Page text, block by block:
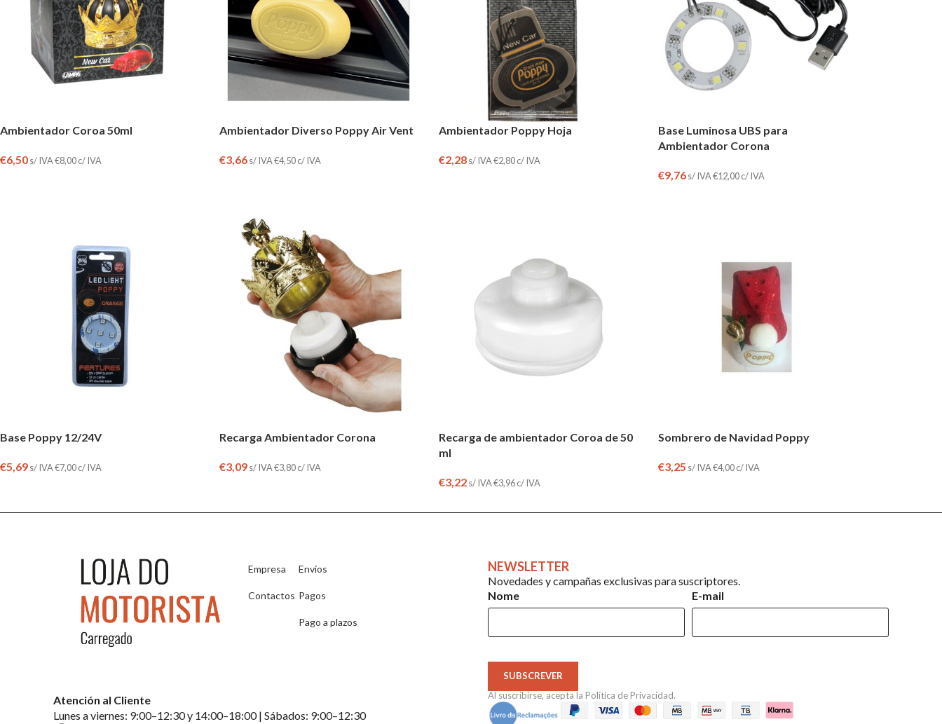
Ambientador Coroa 50ml
€6,50s/ IVA€8,00c/ IVA
Ambientador Diverso Poppy Air Vent
€3,66s/ IVA€4,50c/ IVA
Ambientador Poppy Hoja
€2,28s/ IVA€2,80c/ IVA
Base Luminosa UBS para
Ambientador Corona
€9,76s/ IVA€12,00c/ IVA
Base Poppy 12/24V
€5,69s/ IVA€7,00c/ IVA
Recarga Ambientador Corona
€3,09s/ IVA€3,80c/ IVA
Recarga de ambientador Coroa de 50
ml
€3,22s/ IVA€3,96c/ IVA
Sombrero de Navidad Poppy
€3,25 s/ IVA€4,00c/ IVA
Empresa
Contactos
Envíos
Pagos
Pago a plazos
Atención al Cliente
Lunes a viernes: 9:00–12:30 y 14:00–18:00 | Sábados: 9:00–12:30
NEWSLETTER
Novedades y campañas exclusivas para suscriptores.
Nome
E-mail
SUBSCREVER
Al suscribirse, acepta la Política de Privacidad.